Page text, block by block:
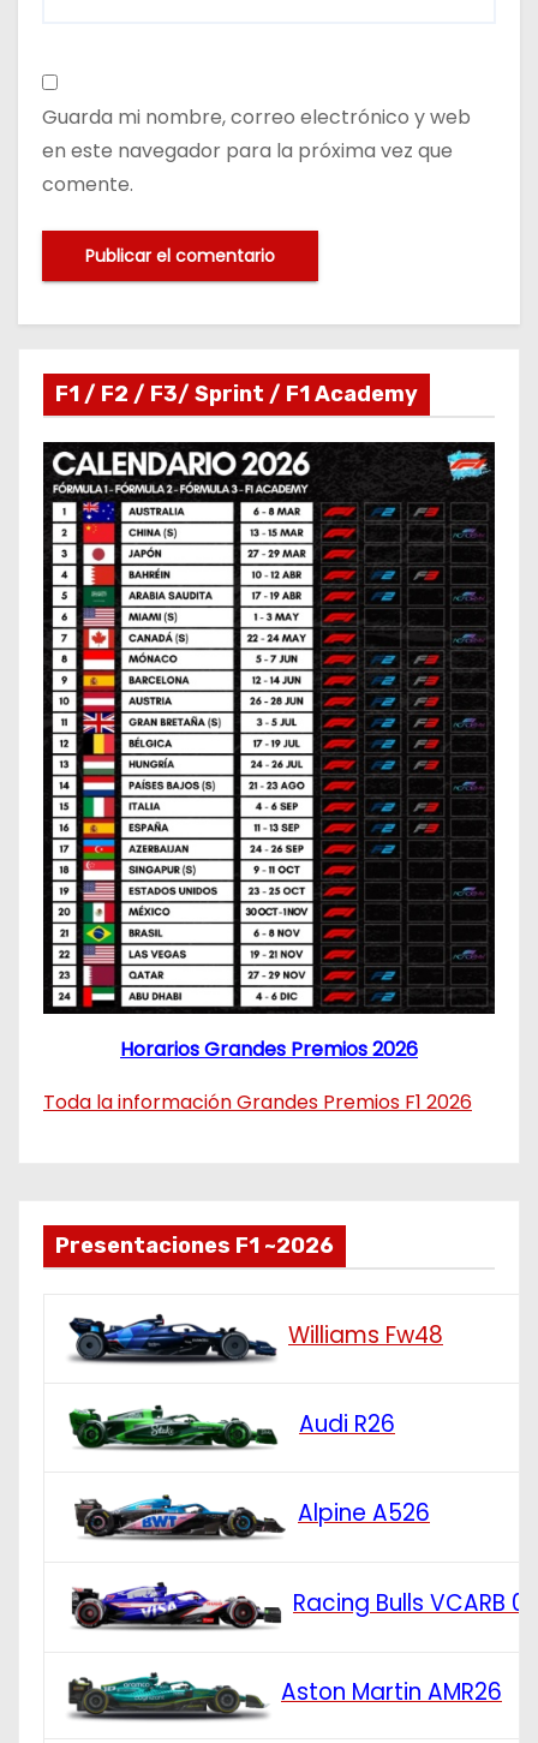
Guarda mi nombre, correo electrónico y web
en este navegador para la próxima vez que
comente.
F1 / F2 / F3/ Sprint / F1 Academy
Horarios Grandes Premios 2026
Toda la información Grandes Premios F1 2026
Presentaciones F1 ~2026
Williams Fw48
Audi R26
Alpine A526
Racing Bulls VCARB 03
Aston Martin AMR26